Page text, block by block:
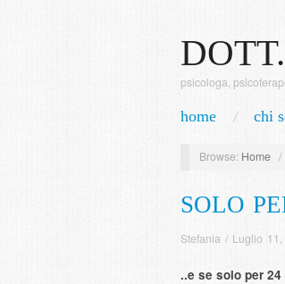
psicologa,
home chi
Browse: Home /
SOLO
Stefania / Luglio
..e se solo per